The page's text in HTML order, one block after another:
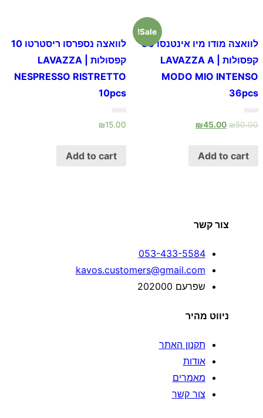
Sale!
לוואצה מודו מיו אינטנסו 36
קפסולות | LAVAZZA A
MODO MIO INTENSO
36pcs
Rated
0
₪50.00
₪45.00
Add to cart
לוואצה נספרסו ריסטרטו 10
קפסולות | LAVAZZA
NESPRESSO RISTRETTO
10pcs
Rated
0
₪15.00
Add to cart
צור קשר
053-433-5584
kavos.customers@gmail.com
שפרעם 202000
ניווט מהיר
תקנון האתר
אודות
מאמרים
צור קשר